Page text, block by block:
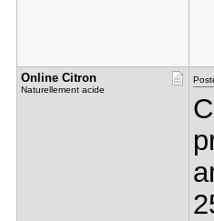
Online Cit​ron
Naturellement acide